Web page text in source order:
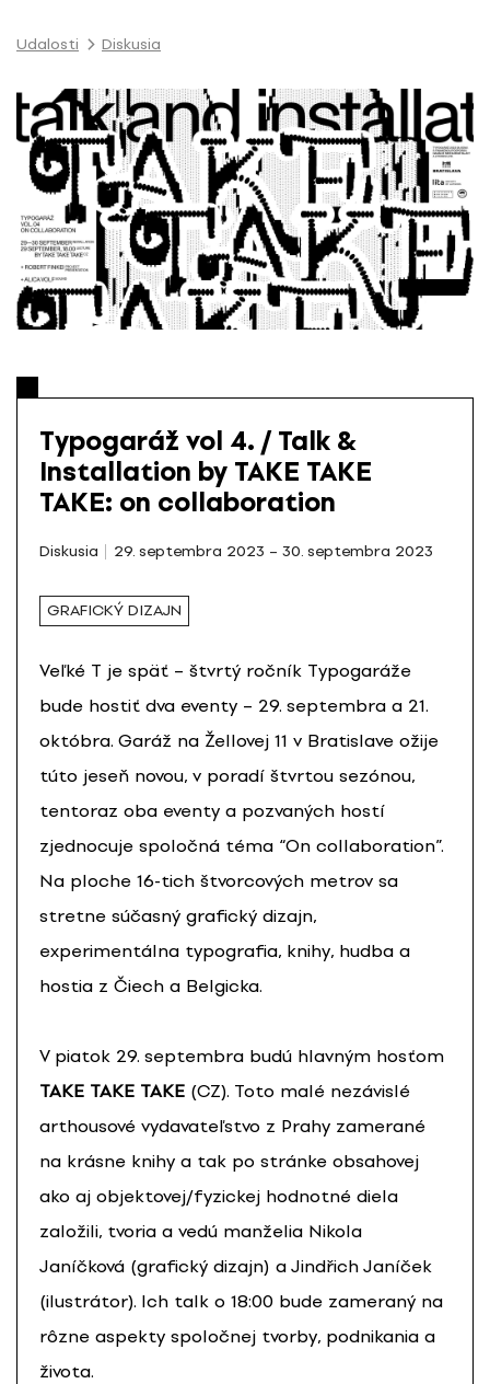
Udalosti Diskusia
Typogaráž vol 4. / Talk &
Installation by TAKE TAKE
TAKE: on collaboration
Diskusia 29. septembra 2023 – 30. septembra 2023
GRAFICKÝ DIZAJN
Veľké T je späť – štvrtý ročník Typogaráže
bude hostiť dva eventy – 29. septembra a 21.
októbra. Garáž na Žellovej 11 v Bratislave ožije
túto jeseň novou, v poradí štvrtou sezónou,
tentoraz oba eventy a pozvaných hostí
zjednocuje spoločná téma “On collaboration”.
Na ploche 16-tich štvorcových metrov sa
stretne súčasný grafický dizajn,
experimentálna typografia, knihy, hudba a
hostia z Čiech a Belgicka.
V piatok 29. septembra budú hlavným hosťom
TAKE TAKE TAKE (CZ). Toto malé nezávislé
arthousové vydavateľstvo z Prahy zamerané
na krásne knihy a tak po stránke obsahovej
ako aj objektovej/fyzickej hodnotné diela
založili, tvoria a vedú manželia Nikola
Janíčková (grafický dizajn) a Jindřich Janíček
(ilustrátor). Ich talk o 18:00 bude zameraný na
rôzne aspekty spoločnej tvorby, podnikania a
života.